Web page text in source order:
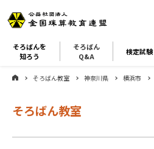
そろばんを
知ろう
そろばん
Q&A
検定試験
そろばん教室 神奈川県 横浜市
そろばん教室